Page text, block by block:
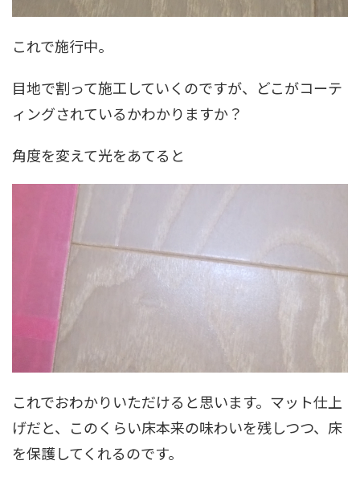
これで施行中。
目地で割って施工していくのですが、どこがコーテ
ィングされているかわかりますか？
角度を変えて光をあてると
これでおわかりいただけると思います。マット仕上
げだと、このくらい床本来の味わいを残しつつ、床
を保護してくれるのです。